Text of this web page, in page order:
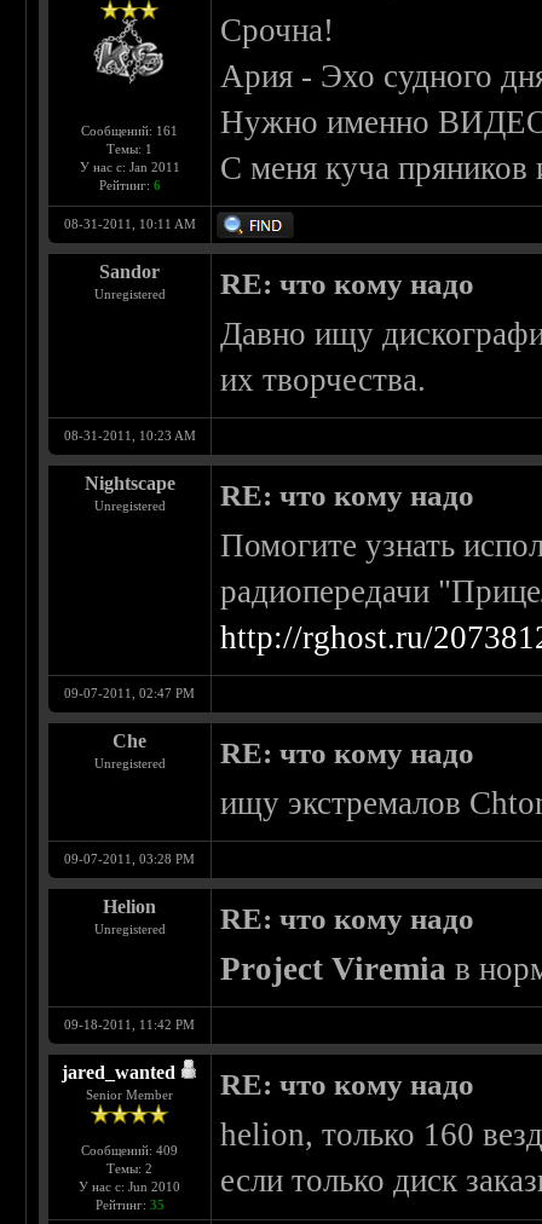
Сообщений: 161
Темы: 1
У нас с: Jan 2011
Рейтинг: 6
Срочна!
Ария - Эхо судного
Нужно именно
С меня куча пряников
08-31-2011, 10:11 AM
Sandor
Unregistered RE: что кому надо
Давно ищу
их творчества.
08-31-2011, 10:23 AM
Nightscape
Unregistered RE: что кому надо
Помогите узнать
радиопередачи
http://rghost.ru/
09-07-2011, 02:47 PM
Che
Unregistered RE: что кому надо
ищу экстремалов
09-07-2011, 03:28 PM
Helion
Unregistered RE: что кому надо
Project Viremia в
09-18-2011, 11:42 PM
jared_wanted
Senior Member
Сообщений: 409
Темы: 2
У нас с: Jun 2010
Рейтинг: 35
RE: что кому надо
helion, только 160
если только диск